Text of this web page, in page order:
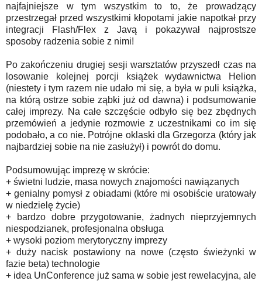
najfajniejsze w tym wszystkim to to, że prowadzący
przestrzegał przed wszystkimi kłopotami jakie napotkał przy
integracji Flash/Flex z Javą i pokazywał najprostsze
sposoby radzenia sobie z nimi!
Po zakończeniu drugiej sesji warsztatów przyszedł czas na
losowanie kolejnej porcji książek wydawnictwa Helion
(niestety i tym razem nie udało mi się, a była w puli książka,
na którą ostrze sobie ząbki już od dawna) i podsumowanie
całej imprezy. Na całe szczęście odbyło się bez zbędnych
przemówień a jedynie rozmowie z uczestnikami co im się
podobało, a co nie. Potrójne oklaski dla Grzegorza (który jak
najbardziej sobie na nie zasłużył) i powrót do domu.
Podsumowując imprezę w skrócie:
+ świetni ludzie, masa nowych znajomości nawiązanych
+ genialny pomysł z obiadami (które mi osobiście uratowały
w niedzielę życie)
+ bardzo dobre przygotowanie, żadnych nieprzyjemnych
niespodzianek, profesjonalna obsługa
+ wysoki poziom merytoryczny imprezy
+ duży nacisk postawiony na nowe (często świeżynki w
fazie beta) technologie
+ idea UnConference już sama w sobie jest rewelacyjna, ale